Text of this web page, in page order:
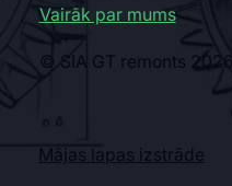
Vairāk par mums
© SIA GT remonts 2026
Mājas lapas izstrāde